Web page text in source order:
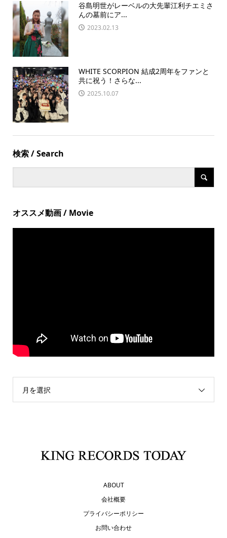
谷島明世がレーベルの大先輩江利チエミさ
んの墓前にア...
2023.02.13
WHITE SCORPION 結成2周年をファンと
共に祝う！さらな...
2025.10.07
検索 / Search
オススメ動画 / Movie
月を選択
ABOUT
会社概要
プライバシーポリシー
お問い合わせ